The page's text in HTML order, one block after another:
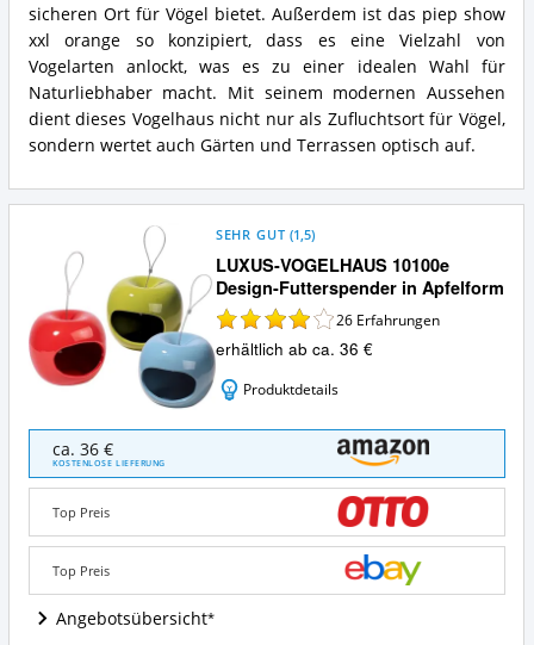
sicheren Ort für Vögel bietet. Außerdem ist das piep show
xxl orange so konzipiert, dass es eine Vielzahl von
Vogelarten anlockt, was es zu einer idealen Wahl für
Naturliebhaber macht. Mit seinem modernen Aussehen
dient dieses Vogelhaus nicht nur als Zufluchtsort für Vögel,
sondern wertet auch Gärten und Terrassen optisch auf.
LUXUS-VOGELHAUS 10100e
Design-Futterspender in Apfelform
SEHR GUT (1,5)
26 Erfahrungen
erhältlich ab ca. 36 €
Produktdetails
LUXUS-
VOGELHAUS
10100e
Design-
Futterspender
in
Apfelform
Angebote:
Wo
ist
ca. 36 €
KOSTENLOSE LIEFERUNG
Top Preis
Top Preis
Angebotsübersicht